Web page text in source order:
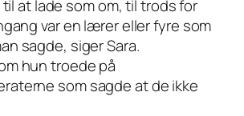
at lade som om, til trods for
var en lærer eller fyre som
sagde, siger Sara.
hun troede på
som sagde at de ikke